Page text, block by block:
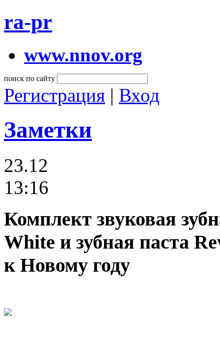
ra-pr
www.nnov.org
поиск по сайту
Регистрация | Вход
Заметки
23.12
13:16
Комплект звуковая
White и зубная паста
к Новому году